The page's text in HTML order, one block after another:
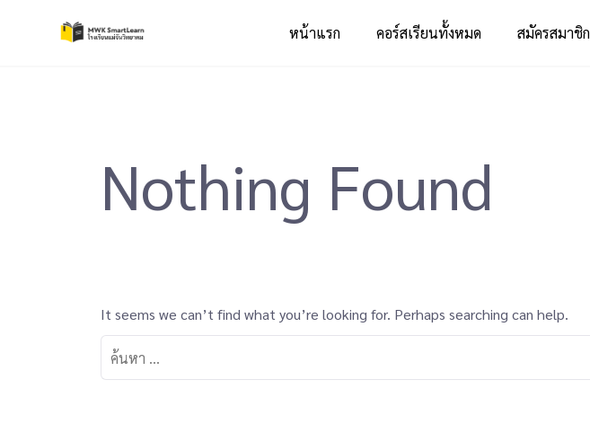
หน้าแรก คอร์สเรียนทั้งหมด สมัครสมาชิก
Nothing Found
It seems we can’t find what you’re looking for. Perhaps searching can help.